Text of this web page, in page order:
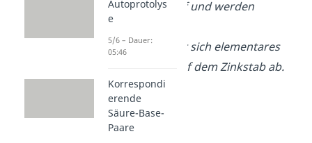
Elektronen auf und werden
reduziert.
Dabei scheidet sich elementares
Kupfer (Cu) auf dem Zinkstab ab.
Autoprotolys
e
5/6 – Dauer:
05:46
Korrespondi
erende
Säure-Base-
Paare